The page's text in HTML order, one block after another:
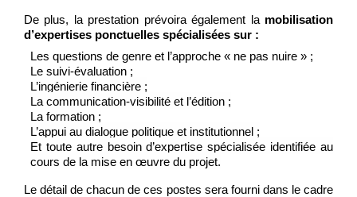
De plus, la prestation prévoira également lamobilisation
d’expertises ponctuelles spécialisées sur :
Les questions de genre et l’approche « ne pas nuire » ;
Le suivi-évaluation ;
L’ingénierie financière ;
La communication-visibilité et l’édition ;
La formation ;
L’appui au dialogue politique et institutionnel ;
Et toute autre besoin d’expertise spécialisée identifiée au
cours de la mise en œuvre du projet.
Le détail de chacun de ces postes sera fourni dans le cadre